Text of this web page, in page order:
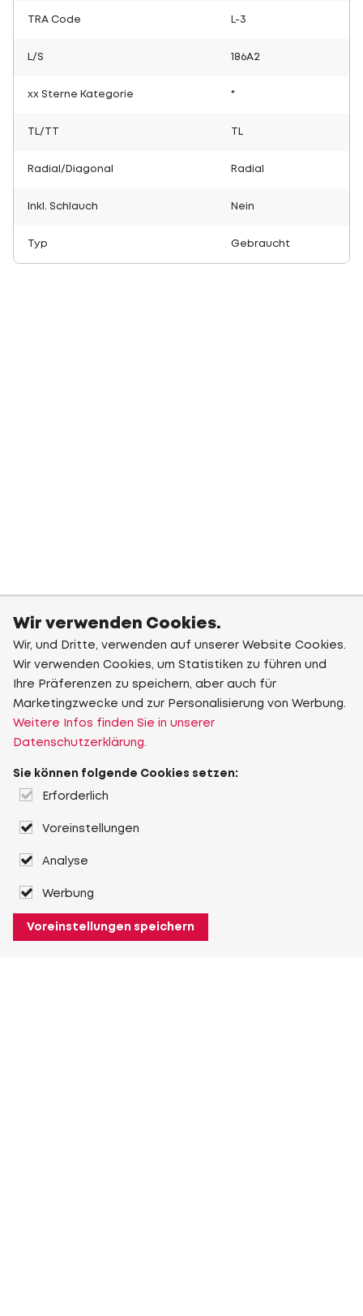
TRA Code L-3
L/S 186A2
xx Sterne Kategorie *
TL/TT
Radial/Diagonal Radial
Inkl. Schlauch Nein
Typ Gebraucht
Wir verwenden Cookies.
Wir, und Dritte, verwenden auf unserer Website Cookies.
Wir verwenden Cookies, um Statistiken zu führen und
Ihre Präferenzen zu speichern, aber auch für
Marketingzwecke und zur Personalisierung von Werbung.
Weitere Infos finden Sie in unserer
Datenschutzerklärung.
Sie können folgende Cookies setzen:
Erforderlich
Voreinstellungen
Analyse
Werbung
Voreinstellungen speichern